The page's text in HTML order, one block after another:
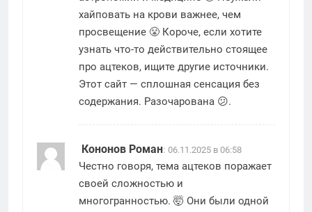
хайповать на крови важнее, чем
просвещение 😤 Короче, если хотите
узнать что-то действительно стоящее
про ацтеков, ищите другие источники.
Этот сайт — сплошная сенсация без
содержания. Разочарована 😕.
Кононов Роман: 06.11.2025 в 06:58
Честно говоря, тема ацтеков поражает
своей сложностью и
многогранностью. 🤯 Они были одной